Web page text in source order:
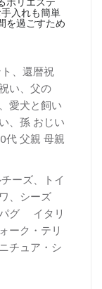
入れも簡単
を過ごすため
、還暦祝
い、父の
愛犬と飼い
、孫 おじい
代 父親 母親
ーズ、トイ
、シーズ
パグ イタリ
ーク・テリ
チュア・シ